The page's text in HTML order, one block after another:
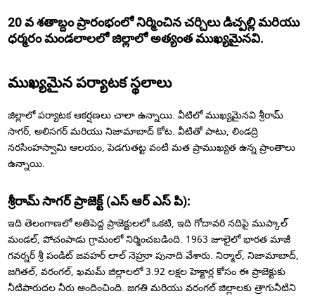
20 వ శతాబ్దం ప్రారంభంలో నిర్మించిన చర్చిలు డిచ్పల్లి మరియు
ధర్మరం మండలాలలో జిల్లాలో అత్యంత ముఖ్యమైనవి.
ముఖ్యమైన పర్యాటక స్థలాలు
జిల్లాలో పర్యాటక ఆకర్షణలు చాలా ఉన్నాయి. వీటిలో ముఖ్యమైనవి శ్రీరామ్
సాగర్, అలిసగర్ మరియు నిజామాబాద్ కోట. వీటితో పాటు, లిండద్రి
నరసింహస్వామి ఆలయం, పెడగుతట్ట వంటి మత ప్రాముఖ్యత ఉన్న ప్రాంతాలు
ఉన్నాయి.
శ్రీరామ్ సాగర్ ప్రాజెక్ట్ (ఎస్ ఆర్ ఎస్ పి):
ఇది తెలంగాణలో అతిపెద్ద ప్రాజెక్టులలో ఒకటి, ఇది గోదావరి నదిపై ముప్కాల్
మండల్, పోచంపాడు గ్రామంలో నిర్మించబడింది. 1963 జూలైలో భారత మాజీ
గవర్నర్ శ్రీ పండిట్ జవహర్ లాల్ నెహ్రూ పునాది వేశారు. నిర్మాల్, నిజామాబాద్,
జగితల్, వరంగల్, ఖమమ్ జిల్లాలలో 3.92 లక్షల హెక్టార్ల కోసం ఈ ప్రాజెక్టుకు
నీటిపారుదల నీరు అందించింది. జగతి మరియు వరంగల్ జిల్లాలకు త్రాగునీటిని